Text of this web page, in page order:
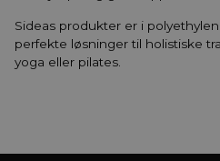
Sideas produkter er i
perfekte løsninger til holistiske
yoga eller pilates.